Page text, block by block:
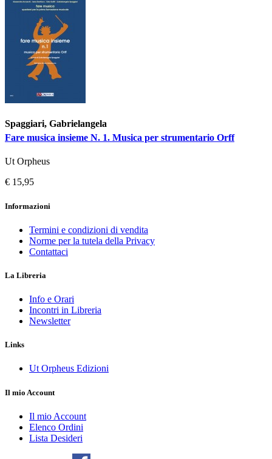
Spaggiari, Gabrielangela
Fare musica insieme N. 1. Musica per strumentario Orff
Ut Orpheus
€ 15,95
Informazioni
Termini e condizioni di vendita
Norme per la tutela della Privacy
Contattaci
La Libreria
Info e Orari
Incontri in Libreria
Newsletter
Links
Ut Orpheus Edizioni
Il mio Account
Il mio Account
Elenco Ordini
Lista Desideri